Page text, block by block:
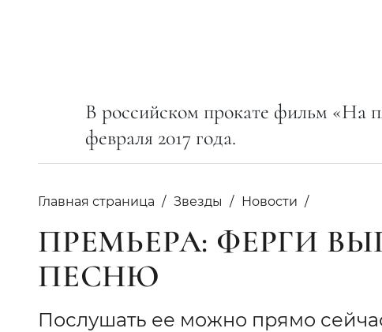
В российском прокате фильм «На
февраля 2017 года.
Главная страница Звезды Новости
ПРЕМЬЕРА: ФЕРГИ
ПЕСНЮ
Послушать ее можно прямо